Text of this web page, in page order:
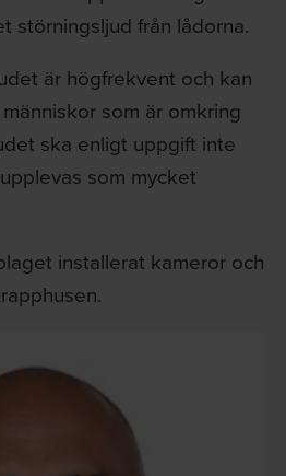
störningsljud från lådorna.
är högfrekvent och kan
som är omkring
ska enligt uppgift inte
som mycket
installerat kameror och